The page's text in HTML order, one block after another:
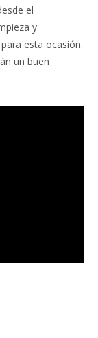
el
y
esta ocasión.
un buen